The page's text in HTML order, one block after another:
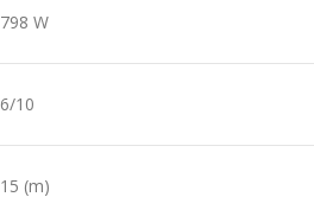
798 W
6/10
15 (m)